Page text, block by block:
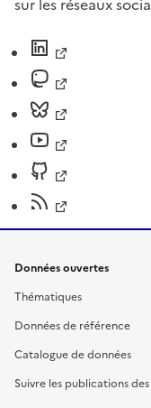
Données ouvertes
Thématiques
Données de référence
Catalogue de données
Suivre les publications